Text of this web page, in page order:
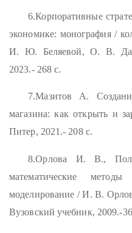
6.Корпоративные
экономике: монография /
И. Ю. Беляевой, О. В.
2023.- 268 с.
7.Мазитов А.
магазина: как открыть и
Питер, 2021.- 208 с.
8.Орлова И. В.,
математические
моделирование / И. В.
Вузовский учебник, 2009.-